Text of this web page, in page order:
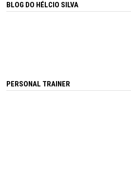
BLOG DO HÉLCIO SILVA
PERSONAL TRAINER